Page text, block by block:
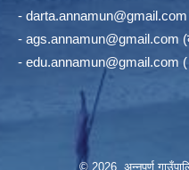
- darta.annamun@gmail.com
- ags.annamun@gmail.com
- edu.annamun@gmail.com
© 2026 अन्‍नपूर्ण